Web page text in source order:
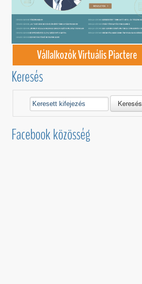
Vállalkozók Virtuális Piactere
Keresés
Keresés
Facebook közösség